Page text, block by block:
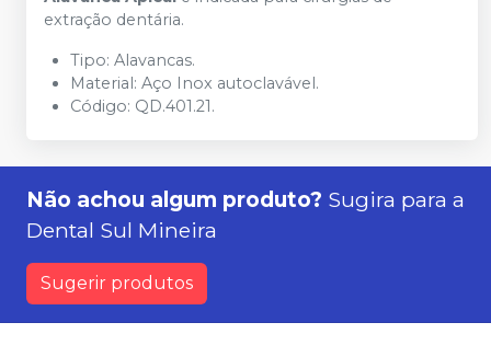
extração dentária.
Tipo: Alavancas.
Material: Aço Inox autoclavável.
Código: QD.401.21.
Não achou algum produto? Sugira para a
Dental Sul Mineira
Sugerir produtos